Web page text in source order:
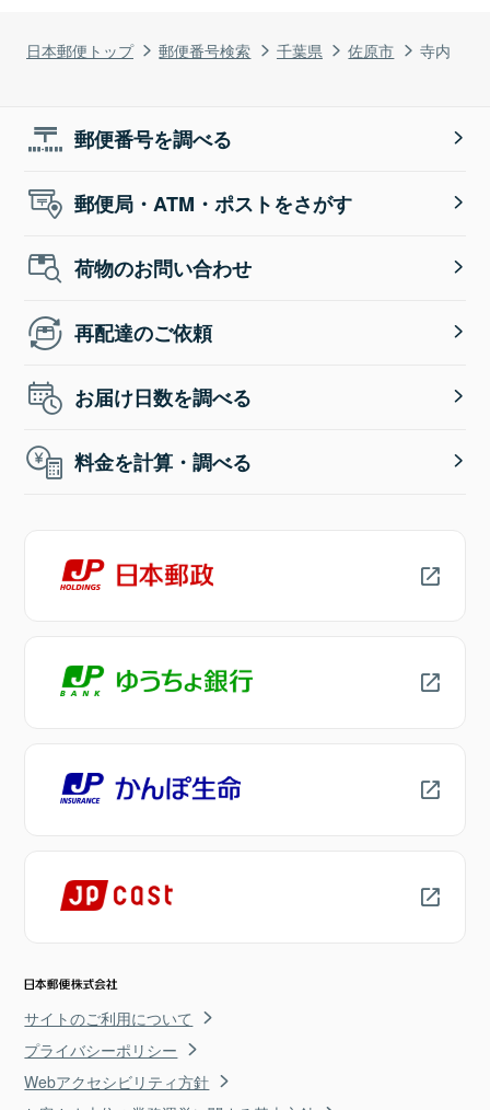
日本郵便トップ 郵便番号検索 千葉県 佐原市 寺内
郵便番号を調べる
郵便局・ATM・ポストをさがす
荷物のお問い合わせ
再配達のご依頼
お届け日数を調べる
料金を計算・調べる
サイトのご利用について
プライバシーポリシー
Webアクセシビリティ方針